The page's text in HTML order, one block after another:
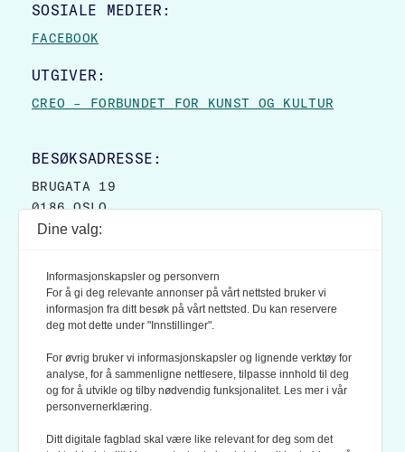
SOSIALE MEDIER:
FACEBOOK
UTGIVER:
CREO – FORBUNDET FOR KUNST OG KULTUR
BESØKSADRESSE:
BRUGATA 19
0186 OSLO
POSTBOKS 9007 GRØNLAND
0133 OSLO
LES OGSÅ:
KONTEKSTS PERSONVERN-POLICY
Dine valg:
Informasjonskapsler og personvern
For å gi deg relevante annonser på vårt nettsted bruker vi
informasjon fra ditt besøk på vårt nettsted. Du kan reservere
deg mot dette under "Innstillinger".
For øvrig bruker vi informasjonskapsler og lignende verktøy for
analyse, for å sammenligne nettlesere, tilpasse innhold til deg
og for å utvikle og tilby nødvendig funksjonalitet. Les mer i vår
personvernerklæring.
Ditt digitale fagblad skal være like relevant for deg som det